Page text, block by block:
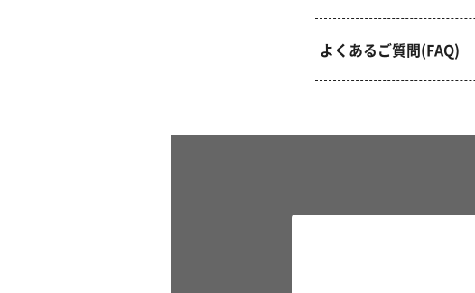
よくあるご質問(FAQ)